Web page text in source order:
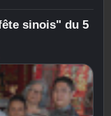
sinois" du 5